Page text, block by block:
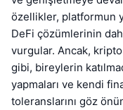
özellikler, platformun
DeFi çözümlerinin
vurgular. Ancak, kripto
gibi, bireylerin
yapmaları ve kendi
toleranslarını göz